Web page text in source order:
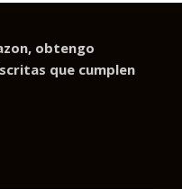
obtengo
que cumplen